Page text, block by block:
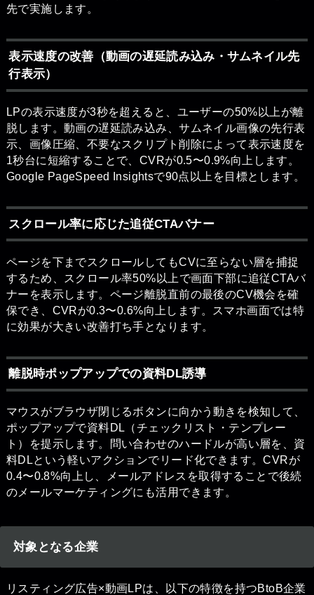
先で実施します。
表示速度の改善（動画の遅延読み込み・サムネイル先
行表示）
LPの表示速度が3秒を超えると、ユーザーの50%以上が離
脱します。動画の遅延読み込み、サムネイル画像の先行表
示、画像圧縮、不要なスクリプト削除によって表示速度を
1秒台に短縮することで、CVRが0.5〜0.9%向上します。
Google PageSpeed Insightsで90点以上を目標とします。
スクロール率に応じた追従CTAバナー
ページを下までスクロールしてもCVに至らない層を捕捉
するため、スクロール率50%以上で画面下部に追従CTAバ
ナーを表示します。ページ離脱直前の最後のCV機会を確
保でき、CVRが0.3〜0.6%向上します。スマホ画面では特
に効果が大きい改善打ち手となります。
離脱時ポップアップでの資料DL誘導
マウスがブラウザ閉じるボタンに向かう動きを検知して、
ポップアップで資料DL（チェックリスト・テンプレー
ト）を提示します。問い合わせのハードルが高い層を、資
料DLという軽いアクションでリード化できます。CVRが
0.4〜0.8%向上し、メールアドレスを取得することで後続
のメールマーケティングにも活用できます。
対象となる企業
リスティング広告×動画LPは、以下の特徴を持つBtoB企業